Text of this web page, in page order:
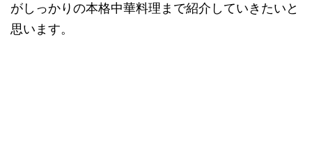
がしっかりの本格中華料理まで紹介していきたいと
思います。